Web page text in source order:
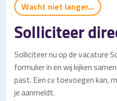
Wacht niet langer...
Solliciteer
Solliciteer nu op de vacature
formulier in en wij kijken
past. Een cv toevoegen kan,
je aanmeldt.